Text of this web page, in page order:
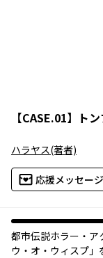
【CASE.01】 ト
ハラヤス(著者)
応援メッセージ
都市伝説ホラー・ア
ウ・オ・ウィスプ」